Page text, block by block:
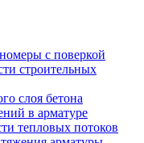
с поверкой
строительных
слоя бетона
в арматуре
тепловых потоков